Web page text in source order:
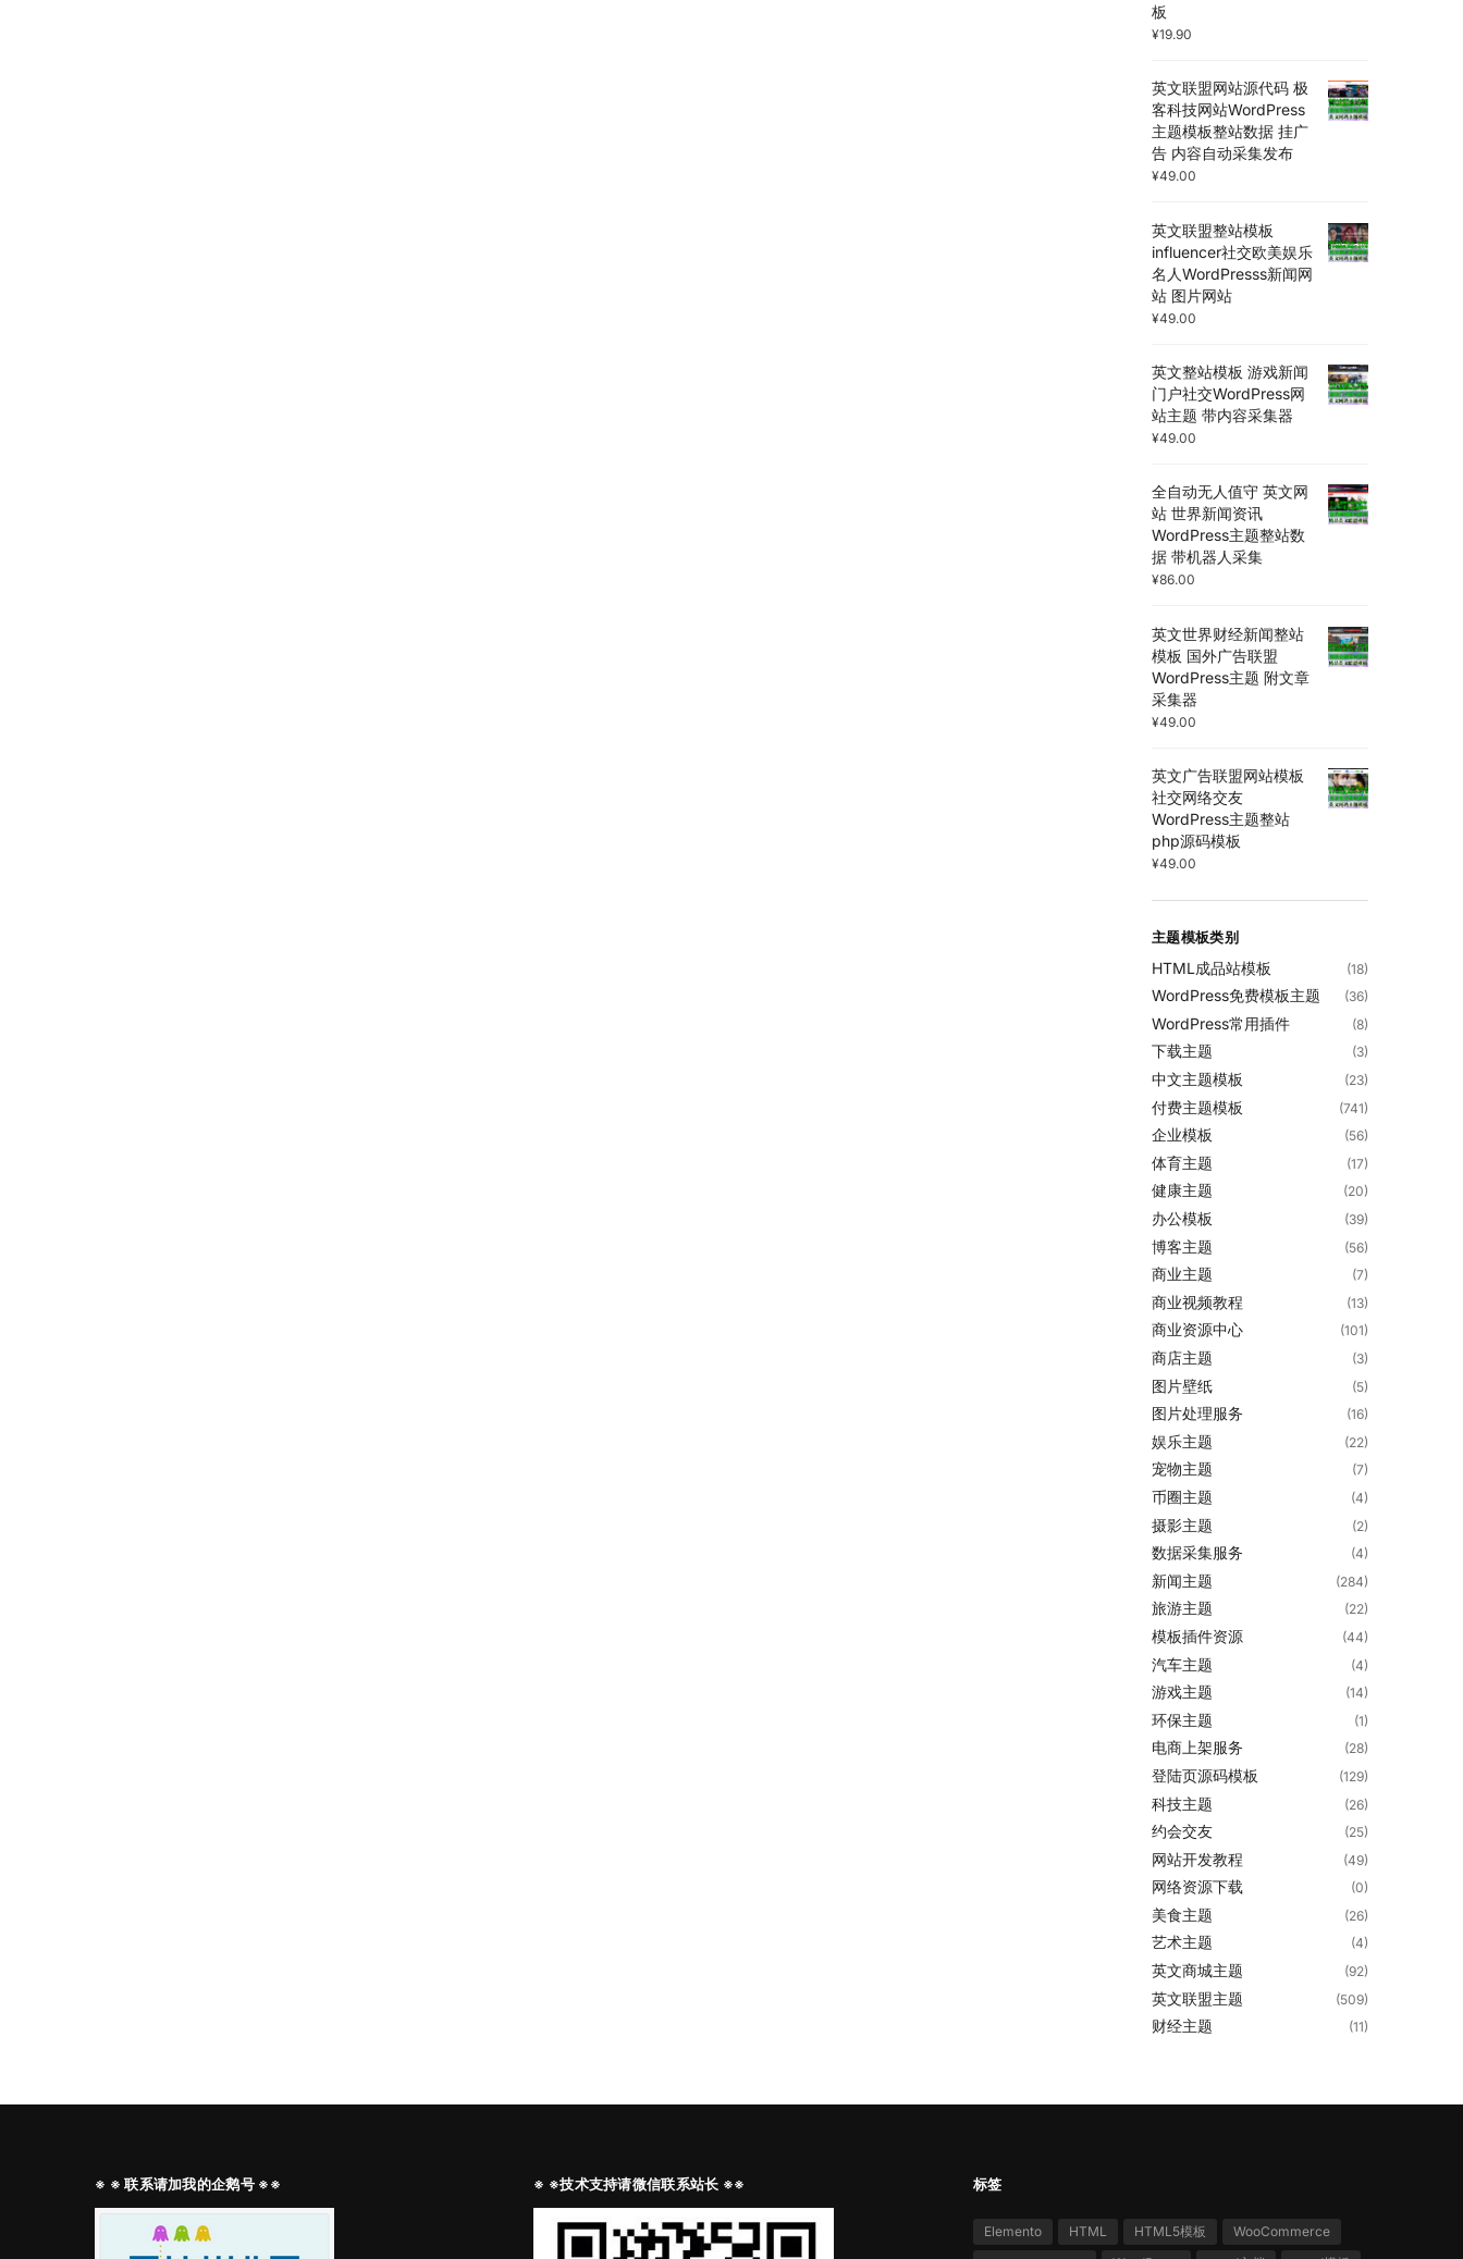
板
¥19.90
英文联盟网站源代码 极
客科技网站WordPress
主题模板整站数据 挂广
告 内容自动采集发布
¥49.00
英文联盟整站模板
influencer社交欧美娱乐
名人WordPresss新闻网
站 图片网站
¥49.00
英文整站模板 游戏新闻
门户社交WordPress网
站主题 带内容采集器
¥49.00
全自动无人值守 英文网
站 世界新闻资讯
WordPress主题整站数
据 带机器人采集
¥86.00
英文世界财经新闻整站
模板 国外广告联盟
WordPress主题 附文章
采集器
¥49.00
英文广告联盟网站模板
社交网络交友
WordPress主题整站
php源码模板
¥49.00
主题模板类别
HTML成品站模板 (18)
WordPress免费模板主题 (36)
WordPress常用插件 (8)
下载主题 (3)
中文主题模板 (23)
付费主题模板 (741)
企业模板 (56)
体育主题 (17)
健康主题 (20)
办公模板 (39)
博客主题 (56)
商业主题 (7)
商业视频教程 (13)
商业资源中心 (101)
商店主题 (3)
图片壁纸 (5)
图片处理服务 (16)
娱乐主题 (22)
宠物主题 (7)
币圈主题 (4)
摄影主题 (2)
数据采集服务 (4)
新闻主题 (284)
旅游主题 (22)
模板插件资源 (44)
汽车主题 (4)
游戏主题 (14)
环保主题 (1)
电商上架服务 (28)
登陆页源码模板 (129)
科技主题 (26)
约会交友 (25)
网站开发教程 (49)
网络资源下载 (0)
美食主题 (26)
艺术主题 (4)
英文商城主题 (92)
英文联盟主题 (509)
财经主题 (11)
※ ※ 联系请加我的企鹅号 ※※ ※ ※技术支持请微信联系站长 ※※ 标签
Elemento HTML HTML5模板
WooCommerce